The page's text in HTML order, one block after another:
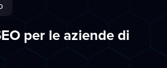
per le aziende di